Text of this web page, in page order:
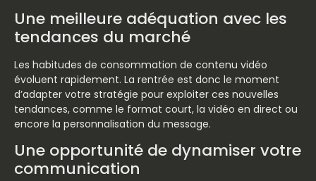
Une meilleure adéquation avec les
tendances du marché
Les habitudes de consommation de contenu vidéo
évoluent rapidement. La rentrée est donc le moment
d’adapter votre stratégie pour exploiter ces nouvelles
tendances, comme le format court, la vidéo en direct ou
encore la personnalisation du message.
Une opportunité de dynamiser votre
communication